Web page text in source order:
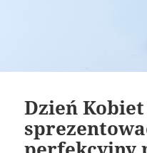
Dzień Kobiet